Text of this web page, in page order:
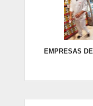
EMPRESAS